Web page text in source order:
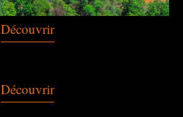
Découvrir
Découvrir